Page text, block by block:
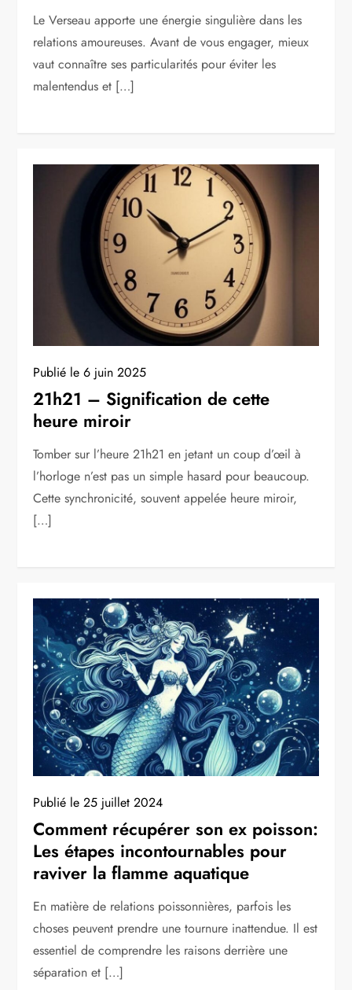
Le Verseau apporte une énergie singulière dans les
relations amoureuses. Avant de vous engager, mieux
vaut connaître ses particularités pour éviter les
malentendus et […]
Publié le6 juin 2025
21h21 – Signification de cette
heure miroir
Tomber sur l’heure 21h21 en jetant un coup d’œil à
l’horloge n’est pas un simple hasard pour beaucoup.
Cette synchronicité, souvent appelée heure miroir,
[…]
Publié le25 juillet 2024
Comment récupérer son ex poisson:
Les étapes incontournables pour
raviver la flamme aquatique
En matière de relations poissonnières, parfois les
choses peuvent prendre une tournure inattendue. Il est
essentiel de comprendre les raisons derrière une
séparation et […]